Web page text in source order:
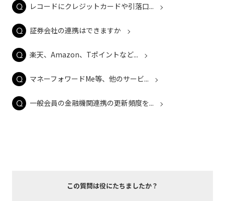
レコードにクレジットカードや引落口...
証券会社の連携はできますか
楽天、Amazon、Tポイントなど...
マネーフォワードMe等、他のサービ...
一般会員の金融機関連携の更新頻度を...
この質問は役にたちましたか？